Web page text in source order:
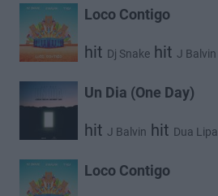
Loco Contigo
hit Dj Snake hit J Balvin
Un Dia (One Day)
hit J Balvin hit Dua Lipa
Loco Contigo